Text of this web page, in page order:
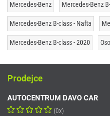
Mercedes-Benz Mercedes-Benz
Mercedes-Benz B-class - Nafta
Mercedes-Benz B-class - 2020
Prodejce
AUTOCENTRUM DAVO CAR
(0x)